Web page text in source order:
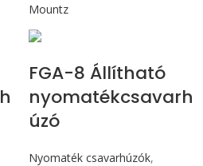
Mountz
FGA-8 Állítható
nyomatékcsavarh
úzó
Nyomaték csavarhúzók,